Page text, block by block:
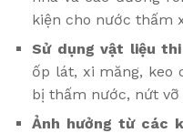
kiện cho nước thấm
Sử dụng vật liệu
ốp lát, xi măng, keo
bị thấm nước, nứt vỡ
Ảnh hưởng từ các